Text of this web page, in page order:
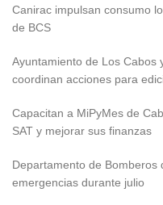
Canirac impulsan consumo
de BCS
Ayuntamiento de Los Cabos
coordinan acciones para
Capacitan a MiPyMes de
SAT y mejorar sus finanzas
Departamento de Bomberos
emergencias durante julio